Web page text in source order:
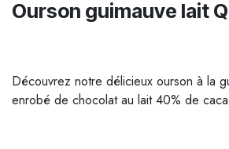
Ourson guimauve lait
Découvrez notre délicieux ourson à la
enrobé de chocolat au lait 40% de